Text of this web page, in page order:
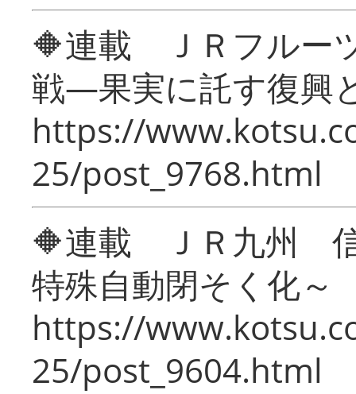
🔶連載 ＪＲフルー
戦―果実に託す復興
https://
25/post_9768.html
🔶連載 ＪＲ九州 信
特殊自動閉そく化～
https://
25/post_9604.html